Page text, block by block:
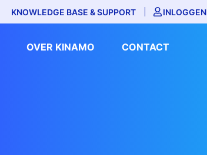
KNOWLEDGE BASE & SUPPORT INLOGGEN
OVER KINAMO CONTACT